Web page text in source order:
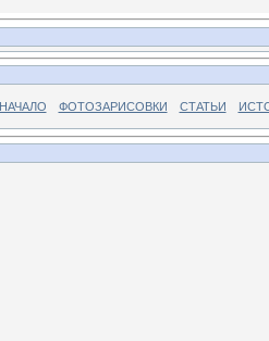
НАЧАЛО ФОТОЗАРИСОВКИ СТАТЬИ